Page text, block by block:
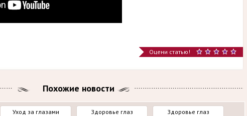
Оцени статью!
Похожие новости
Уход за глазами Здоровье глаз Здоровье глаз